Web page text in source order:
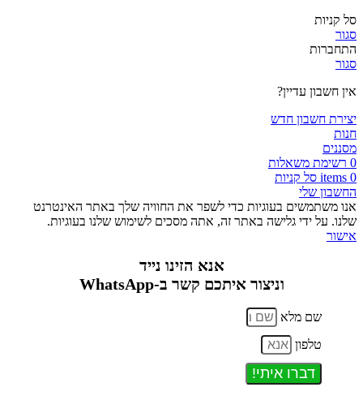
סל קניות
סגור
התחברות
סגור
אין חשבון עדיין?
יצירת חשבון חדש
חנות
מסננים
0 רשימת משאלות
0
items סל קניות
החשבון שלי
אנו משתמשים בעוגיות כדי לשפר את החוויה שלך באתר האינטרנט
שלנו. על ידי גלישה באתר זה, אתה מסכים לשימוש שלנו בעוגיות.
אישור
אנא הזינו נייד
וניצור איתכם קשר ב-WhatsApp
שם מלא
טלפון
דברו איתי!